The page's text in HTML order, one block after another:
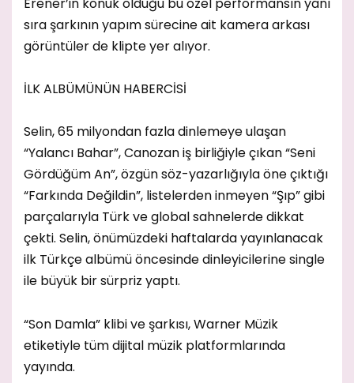
sıra şarkının yapım sürecine ait kamera arkası
görüntüler de klipte yer alıyor.
İLK ALBÜMÜNÜN HABERCİSİ
Selin, 65 milyondan fazla dinlemeye ulaşan
“Yalancı Bahar”, Canozan iş birliğiyle çıkan “Seni
Gördüğüm An”, özgün söz-yazarlığıyla öne çıktığı
“Farkında Değildin”, listelerden inmeyen “Şıp” gibi
parçalarıyla Türk ve global sahnelerde dikkat
çekti. Selin, önümüzdeki haftalarda yayınlanacak
ilk Türkçe albümü öncesinde dinleyicilerine single
ile büyük bir sürpriz yaptı.
“Son Damla” klibi ve şarkısı, Warner Müzik
etiketiyle tüm dijital müzik platformlarında
yayında.